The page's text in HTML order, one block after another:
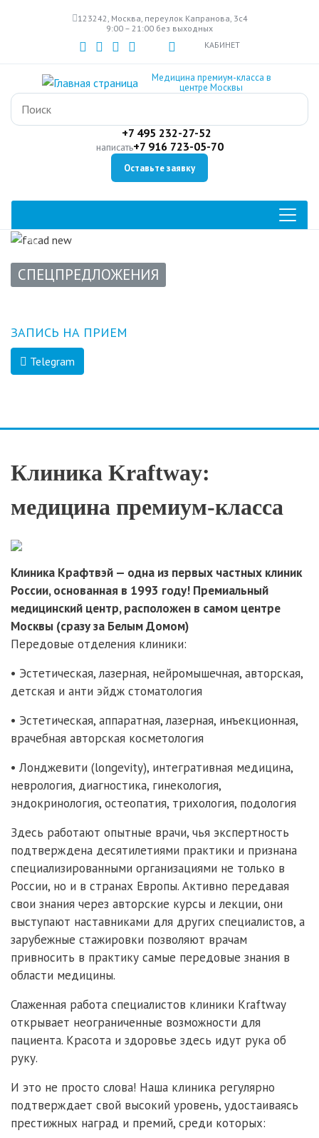
к
основному
содержанию
123242, Москва, переулок Капранова, 3с4
9:00 – 21:00 без выходных
КАБИНЕТ
Медицина премиум-класса в
центре Москвы
+7 495 232-27-52
написать+7 916 723-05-70
Оставьте заявку
Previous
СПЕЦПРЕДЛОЖЕНИЯ
ЗАПИСЬ НА ПРИЕМ
Telegram
Клиника Kraftway:
медицина премиум-класса
Клиника Крафтвэй — одна из первых частных клиник
России, основанная в 1993 году! Премиальный
медицинский центр, расположен в самом центре
Москвы (сразу за Белым Домом)
Передовые отделения клиники:
• Эстетическая, лазерная, нейромышечная, авторская,
детская и анти эйдж стоматология
• Эстетическая, аппаратная, лазерная, инъекционная,
врачебная авторская косметология
• Лонджевити (longevity), интегративная медицина,
неврология, диагностика, гинекология,
эндокринология, остеопатия, трихология, подология
Здесь работают опытные врачи, чья экспертность
подтверждена десятилетиями практики и признана
специализированными организациями не только в
России, но и в странах Европы. Активно передавая
свои знания через авторские курсы и лекции, они
выступают наставниками для других специалистов, а
зарубежные стажировки позволяют врачам
привносить в практику самые передовые знания в
области медицины.
Слаженная работа специалистов клиники Kraftway
открывает неограниченные возможности для
пациента. Красота и здоровье здесь идут рука об
руку.
И это не просто слова! Наша клиника регулярно
подтверждает свой высокий уровень, удостаиваясь
престижных наград и премий, среди которых: